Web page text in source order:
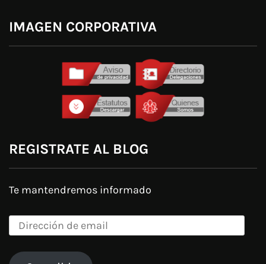
IMAGEN CORPORATIVA
REGISTRATE AL BLOG
Te mantendremos informado
Dirección